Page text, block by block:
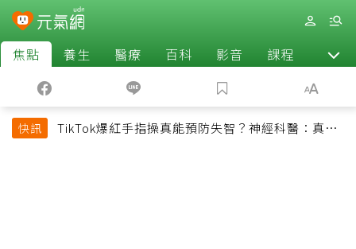
焦點 養生 醫療 百科 影音 課程 退休
快訊
TikTok爆紅手指操真能預防失智？神經科醫：真正